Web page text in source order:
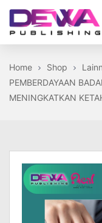
Skip
theDewa
Home
Shop
PEMBERDAYAAN
MENINGKATKAN